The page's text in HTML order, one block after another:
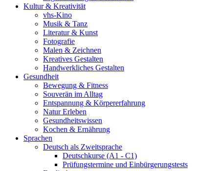
Kultur & Kreativität
vhs-Kino
Musik & Tanz
Literatur & Kunst
Fotografie
Malen & Zeichnen
Kreatives Gestalten
Handwerkliches Gestalten
Gesundheit
Bewegung & Fitness
Souverän im Alltag
Entspannung & Körpererfahrung
Natur Erleben
Gesundheitswissen
Kochen & Ernährung
Sprachen
Deutsch als Zweitsprache
Deutschkurse (A1 - C1)
Prüfungstermine und Einbürgerungstests